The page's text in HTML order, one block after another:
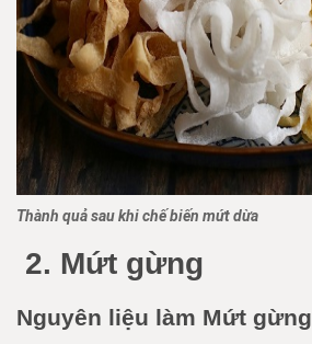
Thành quả sau khi chế biến mứt dừa
2. Mứt gừng
Nguyên liệu làm Mứt gừng